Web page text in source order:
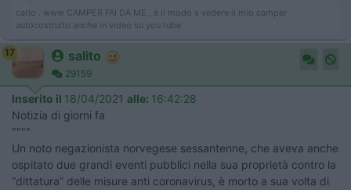
carlo . www CAMPER FAI DA ME , è il modo x vedere il mio camper
autocostruito anche in video su you tube
17 salito
29159
Inserito il 18/04/2021 alle: 16:42:28
Notizia di giorni fa
""""
Un noto negazionista norvegese sessantenne, che aveva anche
ospitato due grandi eventi pubblici nella sua proprietà contro la
“dittatura” delle misure anti coronavirus, è morto a sua volta di